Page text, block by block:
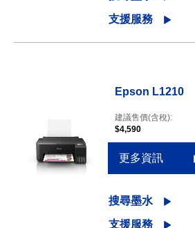
支援服務
Epson L1210
建議售價(含稅):
$4,590
更多資訊
搜尋墨水
支援服務